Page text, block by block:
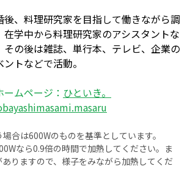
、料理研究家を目指して働きながら調
学中から料理研究家のアシスタントな
その後は雑誌、単行本、テレビ、企業の
トなどで活動。
ムページ： ひといき。
合は600Wのものを基準としています。
なら0.9倍の時間で加熱してください。ま
りますので、様子をみながら加熱してくだ